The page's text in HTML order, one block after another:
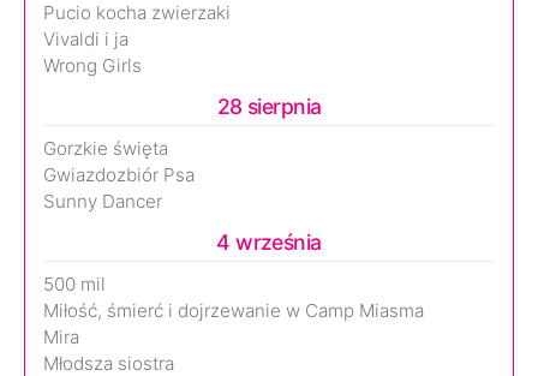
Pucio kocha zwierzaki
Vivaldi i ja
Wrong Girls
28 sierpnia
Gorzkie święta
Gwiazdozbiór Psa
Sunny Dancer
4 września
500 mil
Miłość, śmierć i dojrzewanie w Camp Miasma
Mira
Młodsza siostra